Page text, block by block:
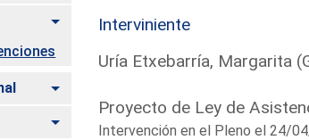
Alternar
Alternar
Alternar
Interviniente
Uría Etxebarría, Margarita
Proyecto de Ley de
Intervención en el Pleno el 24/